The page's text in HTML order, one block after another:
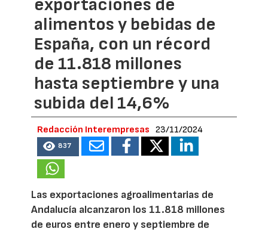
exportaciones de
alimentos y bebidas de
España, con un récord
de 11.818 millones
hasta septiembre y una
subida del 14,6%
Redacción Interempresas 23/11/2024
837
Las exportaciones agroalimentarias de
Andalucía alcanzaron los 11.818 millones
de euros entre enero y septiembre de